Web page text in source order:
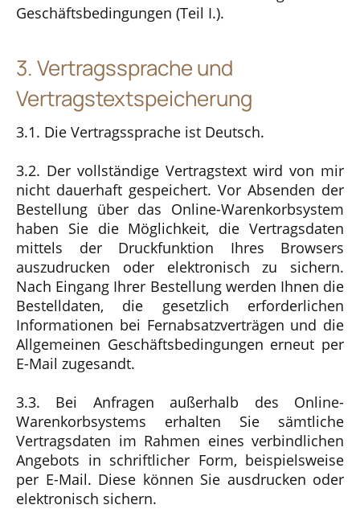
Geschäftsbedingungen (Teil I.).
3. Vertragssprache und
Vertragstextspeicherung
3.1. Die Vertragssprache ist Deutsch.
3.2. Der vollständige Vertragstext wird von mir
nicht dauerhaft gespeichert. Vor Absenden der
Bestellung über das Online-Warenkorbsystem
haben Sie die Möglichkeit, die Vertragsdaten
mittels der Druckfunktion Ihres Browsers
auszudrucken oder elektronisch zu sichern.
Nach Eingang Ihrer Bestellung werden Ihnen die
Bestelldaten, die gesetzlich erforderlichen
Informationen bei Fernabsatzverträgen und die
Allgemeinen Geschäftsbedingungen erneut per
E-Mail zugesandt.
3.3. Bei Anfragen außerhalb des Online-
Warenkorbsystems erhalten Sie sämtliche
Vertragsdaten im Rahmen eines verbindlichen
Angebots in schriftlicher Form, beispielsweise
per E-Mail. Diese können Sie ausdrucken oder
elektronisch sichern.